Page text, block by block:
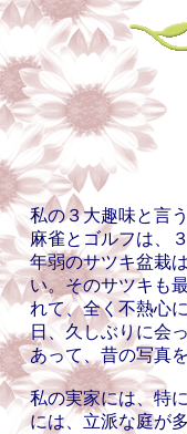
私の３大趣味と言
麻雀とゴルフは、
年弱のサツキ盆栽
い。そのサツキも
れて、全く不熱心
日、久しぶりに会
あって、昔の写真
私の実家には、特
には、立派な庭が